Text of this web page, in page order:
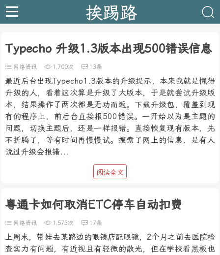
挨踢路
Typecho 升级1.3版本出现500错误信息
网络资讯 1,700次 13条
最近后台出现Typecho1.3版本的升级提示，本来我就是懒得
升级的人，看着这次算是升级了大版本，于是就尝试升级版
本，结果操作了两次都是无功而返。下载升级包，覆盖到现
有的程序上，前后台直接报500错误。一开始以为是主题的
问题，切换主题后，还是一样报错。直接恢复现有版本，先
不折腾了，等有时间再慢慢试。搜索了网上的信息，是有人
说过升级会报错...
阅读全文
粤通卡如何取消ETC停车自动扣费
网络资讯 1,573次 17条
上周末，带娃去某路边的眼镜店配眼镜，2个月之前去医院检
查实力有问题，有近视且有轻微的散光，但在学校看黑板也